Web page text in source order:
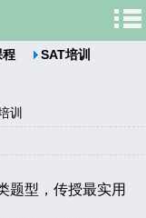
程
SAT培训
训
题型，传授最实用